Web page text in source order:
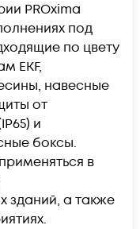
PROxima
под
по цвету
EKF,
навесные
от
и
боксы.
в
зданий, а также